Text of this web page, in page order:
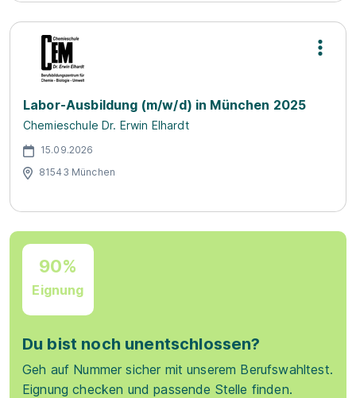
Labor-Ausbildung (m/w/d) in München 2025
Chemieschule Dr. Erwin Elhardt
15.09.2026
81543 München
90%
Eignung
Du bist noch unentschlossen?
Geh auf Nummer sicher mit unserem Berufswahltest.
Eignung checken und passende Stelle finden.